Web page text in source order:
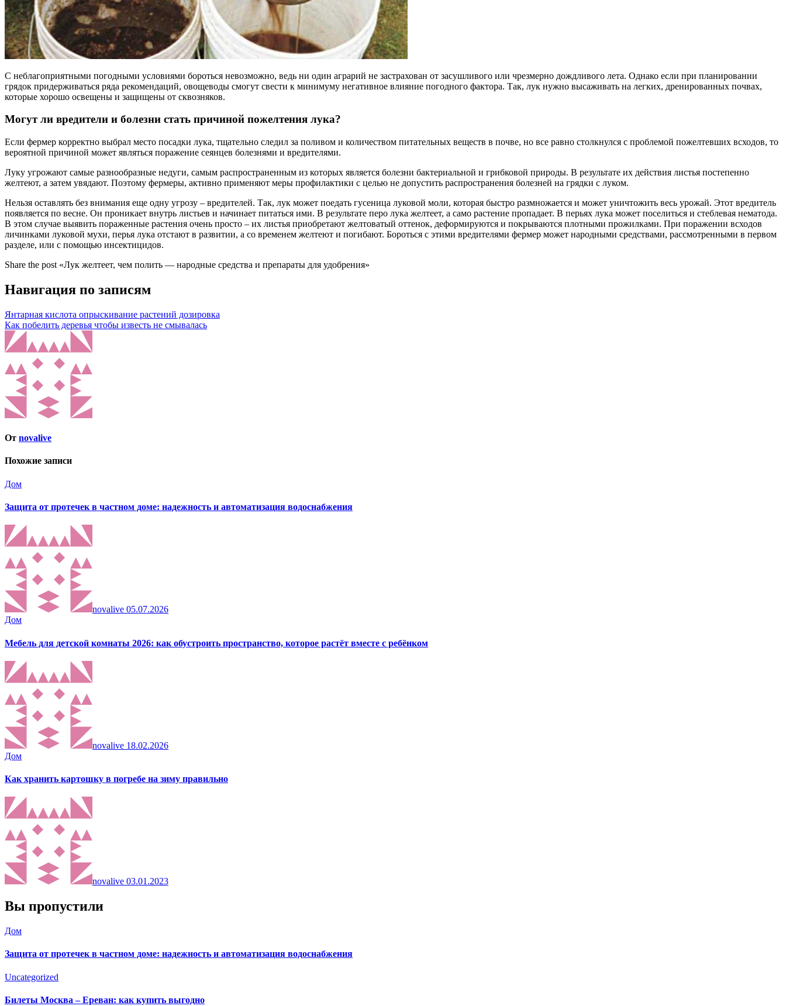
С неблагоприятными погодными условиями бороться невозможно, ведь ни один аграрий не застрахован от засушливого или чрезмерно дождливого лета. Однако если при планировании
грядок придерживаться ряда рекомендаций, овощеводы смогут свести к минимуму негативное влияние погодного фактора. Так, лук нужно высаживать на легких, дренированных почвах,
которые хорошо освещены и защищены от сквозняков.
Могут ли вредители и болезни стать причиной пожелтения лука?
Если фермер корректно выбрал место посадки лука, тщательно следил за поливом и количеством питательных веществ в почве, но все равно столкнулся с проблемой пожелтевших всходов, то
вероятной причиной может являться поражение сеянцев болезнями и вредителями.
Луку угрожают самые разнообразные недуги, самым распространенным из которых является болезни бактериальной и грибковой природы. В результате их действия листья постепенно
желтеют, а затем увядают. Поэтому фермеры, активно применяют меры профилактики с целью не допустить распространения болезней на грядки с луком.
Нельзя оставлять без внимания еще одну угрозу – вредителей. Так, лук может поедать гусеница луковой моли, которая быстро размножается и может уничтожить весь урожай. Этот вредитель
появляется по весне. Он проникает внутрь листьев и начинает питаться ими. В результате перо лука желтеет, а само растение пропадает. В перьях лука может поселиться и стеблевая нематода.
В этом случае выявить пораженные растения очень просто – их листья приобретают желтоватый оттенок, деформируются и покрываются плотными прожилками. При поражении всходов
личинками луковой мухи, перья лука отстают в развитии, а со временем желтеют и погибают. Бороться с этими вредителями фермер может народными средствами, рассмотренными в первом
разделе, или с помощью инсектицидов.
Share the post «Лук желтеет, чем полить — народные средства и препараты для удобрения»
Навигация по записям
Янтарная кислота опрыскивание растений дозировка
Как побелить деревья чтобы известь не смывалась
От novalive
Похожие записи
Дом
Защита от протечек в частном доме: надежность и автоматизация водоснабжения
novalive 05.07.2026
Дом
Мебель для детской комнаты 2026: как обустроить пространство, которое растёт вместе с ребёнком
novalive 18.02.2026
Дом
Как хранить картошку в погребе на зиму правильно
novalive 03.01.2023
Вы пропустили
Дом
Защита от протечек в частном доме: надежность и автоматизация водоснабжения
Uncategorized
Билеты Москва – Ереван: как купить выгодно